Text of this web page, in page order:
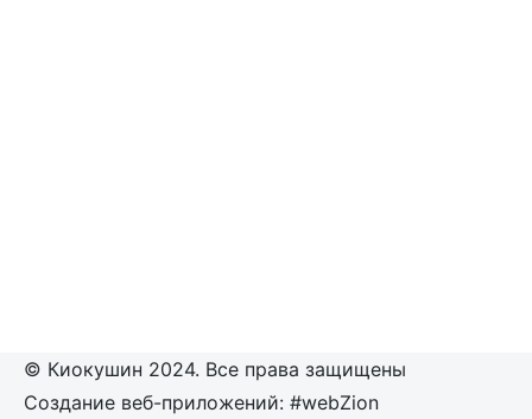
© Киокушин 2024. Все права защищены
Создание веб-приложений: #webZion